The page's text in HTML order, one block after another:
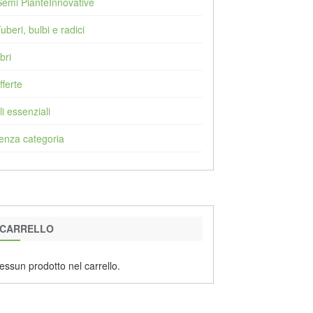
bulbi e radici
essenziali
categoria
CARRELLO
prodotto nel carrello.